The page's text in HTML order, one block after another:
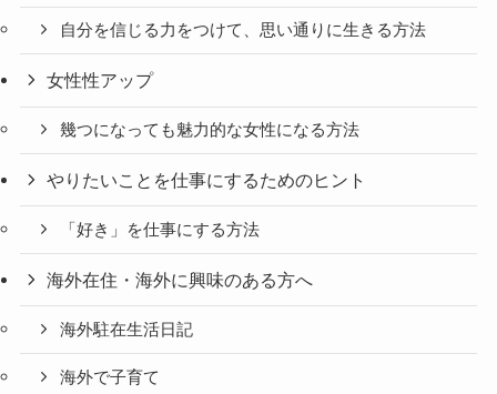
自分を信じる力をつけて、思い通りに生きる方法
女性性アップ
幾つになっても魅力的な女性になる方法
やりたいことを仕事にするためのヒント
「好き」を仕事にする方法
海外在住・海外に興味のある方へ
海外駐在生活日記
海外で子育て